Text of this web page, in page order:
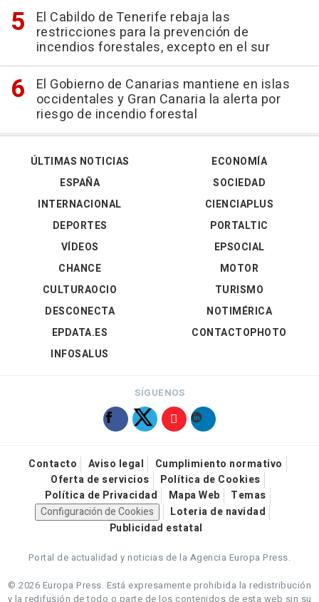
El Cabildo de Tenerife rebaja las
restricciones para la prevención de
incendios forestales, excepto en el sur
El Gobierno de Canarias mantiene en islas
occidentales y Gran Canaria la alerta por
riesgo de incendio forestal
ÚLTIMAS NOTICIAS
ESPAÑA
INTERNACIONAL
DEPORTES
VÍDEOS
ECONOMÍA
SOCIEDAD
CIENCIAPLUS
PORTALTIC
EPSOCIAL
CHANCE
CULTURAOCIO
DESCONECTA
EPDATA.ES
INFOSALUS
MOTOR
TURISMO
NOTIMÉRICA
CONTACTOPHOTO
SÍGUENOS
Contacto Aviso legal
Cumplimiento normativo
Oferta de servicios
Política de Cookies
Política de Privacidad
Mapa Web
Temas
Configuración de Cookies
Loteria de navidad
Publicidad estatal
Portal de actualidad y noticias de la Agencia Europa Press.
© 2026 Europa Press. Está expresamente prohibida la redistribución
y la redifusión de todo o parte de los contenidos de esta web sin su